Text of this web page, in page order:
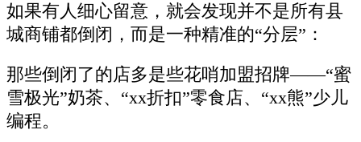
如果有人细心留意，就会发现并不是所有县
城商铺都倒闭，而是一种精准的“分层”：
那些倒闭了的店多是些花哨加盟招牌——“蜜
雪极光”奶茶、“xx折扣”零食店、“xx熊”少儿
编程。